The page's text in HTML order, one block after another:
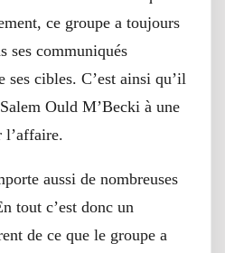
ce groupe a toujours
ses communiqués
ses cibles. C’est ainsi qu’il
Ould M’Becki à une
l’affaire.
aussi de nombreuses
tout c’est donc un
de ce que le groupe a